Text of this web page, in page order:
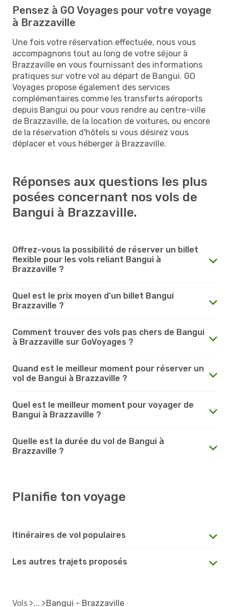
Pensez à GO Voyages pour votre voyage
à Brazzaville
Une fois votre réservation effectuée, nous vous
accompagnons tout au long de votre séjour à
Brazzaville en vous fournissant des informations
pratiques sur votre vol au départ de Bangui. GO
Voyages propose également des services
complémentaires comme les transferts aéroports
depuis Bangui ou pour vous rendre au centre-ville
de Brazzaville, de la location de voitures, ou encore
de la réservation d'hôtels si vous désirez vous
déplacer et vous héberger à Brazzaville.
Réponses aux questions les plus
posées concernant nos vols de
Bangui à Brazzaville.
Offrez-vous la possibilité de réserver un billet
flexible pour les vols reliant Bangui à
Brazzaville ?
Quel est le prix moyen d'un billet Bangui
Brazzaville ?
Comment trouver des vols pas chers de Bangui
à Brazzaville sur GoVoyages ?
Quand est le meilleur moment pour réserver un
vol de Bangui à Brazzaville ?
Quel est le meilleur moment pour voyager de
Bangui à Brazzaville ?
Quelle est la durée du vol de Bangui à
Brazzaville ?
Planifie ton voyage
Itinéraires de vol populaires
Les autres trajets proposés
Vols Bangui - Brazzaville